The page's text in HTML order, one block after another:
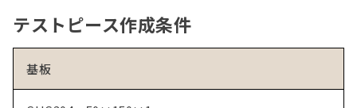
テストピース作成条件
基板